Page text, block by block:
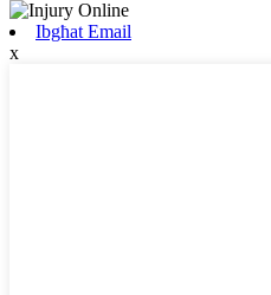
Ibgħat Email
x